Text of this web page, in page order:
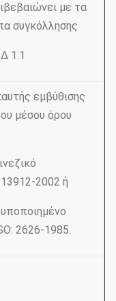
με τα
συγκόλλησης
1.1
εμβύθισης
μέσου όρου
2002 ή
2626-1985.